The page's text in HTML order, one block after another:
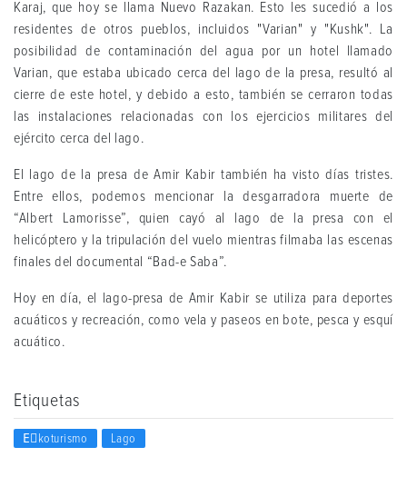
Karaj, que hoy se llama Nuevo Razakan. Esto les sucedió a los
residentes de otros pueblos, incluidos "Varian" y "Kushk". La
posibilidad de contaminación del agua por un hotel llamado
Varian, que estaba ubicado cerca del lago de la presa, resultó al
cierre de este hotel, y debido a esto, también se cerraron todas
las instalaciones relacionadas con los ejercicios militares del
ejército cerca del lago.
El lago de la presa de Amir Kabir también ha visto días tristes.
Entre ellos, podemos mencionar la desgarradora muerte de
“Albert Lamorisse”, quien cayó al lago de la presa con el
helicóptero y la tripulación del vuelo mientras filmaba las escenas
finales del documental “Bad-e Saba”.
Hoy en día, el lago-presa de Amir Kabir se utiliza para deportes
acuáticos y recreación, como vela y paseos en bote, pesca y esquí
acuático.
Etiquetas
Eٍkoturismo Lago